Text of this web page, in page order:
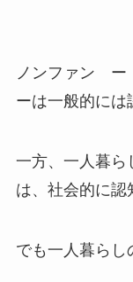
ノンファン ー
ーは一般的には
一方、一人暮ら
は、社会的に認
でも一人暮らし